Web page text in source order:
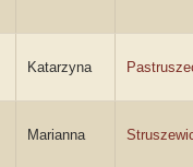
Katarzyna
Marianna